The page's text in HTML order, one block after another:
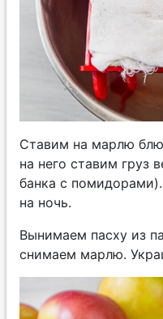
Ставим на марлю
на него ставим груз
банка с
на ночь.
Вынимаем пасху из
снимаем марлю.